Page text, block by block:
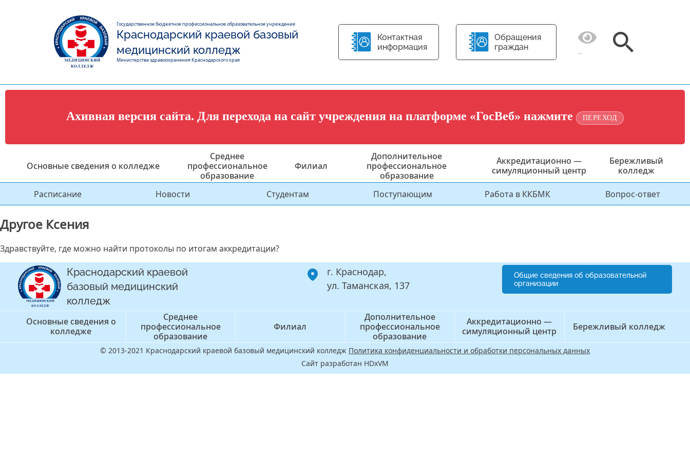
Государственное бюджетное профессиональное образовательное учреждение
Краснодарский краевой базовый
медицинский колледж
Министерства здравоохранения Краснодарского края
Контактная
информация
Обращения
граждан
Ахивная версия сайта. Для перехода на сайт учреждения на платформе «ГосВеб» нажмите ПЕРЕХОД
Основные сведения о колледже
Среднее
профессиональное
образование
Филиал
Дополнительное
профессиональное
образование
Аккредитационно —
симуляционный центр
Бережливый
колледж
Расписание Новости Студентам Поступающим Работа в ККБМК Вопрос-ответ
Другое Ксения
Здравствуйте, где можно найти протоколы по итогам аккредитации?
Краснодарский краевой
базовый медицинский
колледж
г. Краснодар,
ул. Таманская, 137
Общие сведения об образовательной
организации
Основные сведения о
колледже
Среднее
профессиональное
образование
Филиал
Дополнительное
профессиональное
образование
Аккредитационно —
симуляционный центр
Бережливый колледж
© 2013-2021 Краснодарский краевой базовый медицинский колледж Политика конфиденциальности и обработки персональных данных
Сайт разработан HDxVM